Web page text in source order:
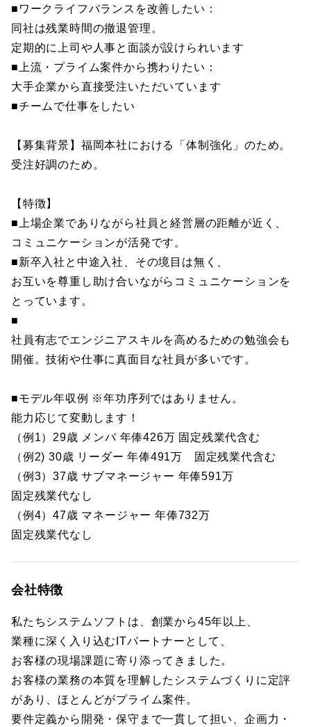
■ワークライフバランスを改善したい：
同社は残業時間の撤退管理。
定期的に上司や人事と面談が設けられいます
■上流・プライム案件から携わりたい：
大手企業から直接受注いただいています
■チームで仕事をしたい
【募集背景】福岡本社における「体制強化」のため。
受注好調のため。
【特徴】
■上場企業でありながら社員と経営層の距離が近く、
コミュニケーションが活発です。
■新卒入社と中途入社、その境目は無く、
お互いを尊重し助け合いながらコミュニケーションを
とっています。
■
社員有志でエンジニアスキルを高めるための勉強会も
開催。技術や仕事に真面目な社員が多いです。
■モデル年収例 ※年功序列ではありません。
能力応じて変動します！
（例1）29歳 メンバ 年俸426万 固定残業代含む
（例2) 30歳 リーダー 年俸491万 固定残業代含む
（例3）37歳 サブマネージャー 年俸591万
固定残業代なし
（例4）47歳 マネージャー 年俸732万
固定残業代なし
会社特徴
私たちシステムソフトは、創業から45年以上、
業種に深く入り込むITパートナーとして、
お客様の現場課題に寄り添ってきました。
お客様の業務の本質を理解したシステムづくりに定評
があり、ほとんどがプライム案件。
要件定義から開発・保守まで一貫して担い、企画力・